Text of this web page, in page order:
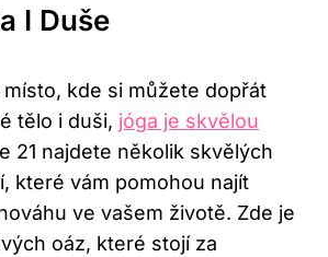
I Duše
kde si můžete dopřát
tělo i duši, jóga je skvělou
21 najdete několik skvělých
které vám pomohou najít
ve vašem životě. Zde je
oáz, které stojí za